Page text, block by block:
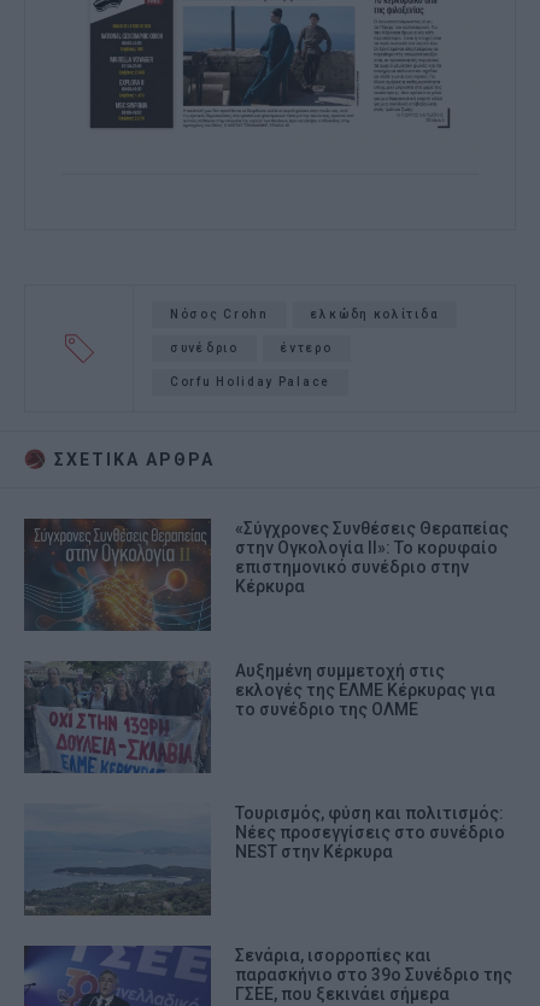
Νόσος Crohn ελκώδη κολίτιδα
συνέδριο έντερο
Corfu Holiday Palace
ΣΧΕΤΙΚA AΡΘΡΑ
«Σύγχρονες Συνθέσεις Θεραπείας
στην Ογκολογία II»: Το κορυφαίο
επιστημονικό συνέδριο στην
Κέρκυρα
Αυξημένη συμμετοχή στις
εκλογές της ΕΛΜΕ Κέρκυρας για
το συνέδριο της ΟΛΜΕ
Τουρισμός, φύση και πολιτισμός:
Νέες προσεγγίσεις στο συνέδριο
NEST στην Κέρκυρα
Σενάρια, ισορροπίες και
παρασκήνιο στο 39ο Συνέδριο της
ΓΣΕΕ, που ξεκινάει σήμερα